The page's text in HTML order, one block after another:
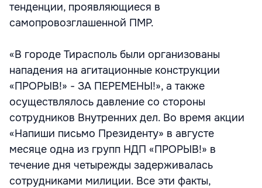
тенденции, проявляющиеся в
самопровозглашенной ПМР.
«В городе Тирасполь были организованы
нападения на агитационные конструкции
«ПРОРЫВ!» - ЗА ПЕРЕМЕНЫ!», а также
осуществлялось давление со стороны
сотрудников Внутренних дел. Во время акции
«Напиши письмо Президенту» в августе
месяце одна из групп НДП «ПРОРЫВ!» в
течение дня четырежды задерживалась
сотрудниками милиции. Все эти факты,